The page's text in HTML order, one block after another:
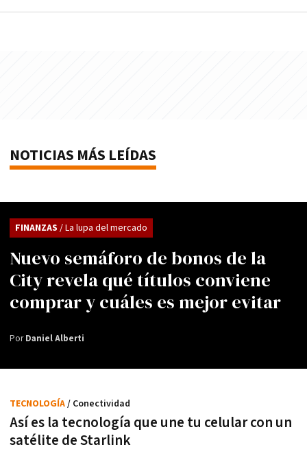
NOTICIAS MÁS LEÍDAS
Nuevo semáforo de bonos de la
City revela qué títulos conviene
comprar y cuáles es mejor evitar
FINANZAS / La lupa del mercado
PorDaniel Alberti
Así es la tecnología que une tu celular con un
satélite de Starlink
TECNOLOGÍA/ Conectividad